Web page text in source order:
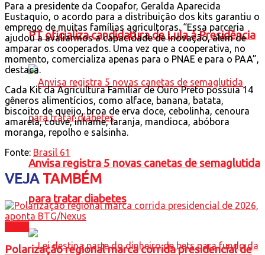
PT oficializa candidatura de Lula à Presidência
Anvisa registra 5 novas canetas de semaglutida
para tratar diabetes
Para a presidente da Coopafor, Geralda Aparecida
Eustaquio, o acordo para a distribuição dos kits garantiu o
emprego de muitas famílias agricultoras. “Essa parceria
ajudou a avaliarmos a capacidade de inovação, além de
amparar os cooperados. Uma vez que a cooperativa, no
momento, comercializa apenas para o PNAE e para o PAA”,
destaca.
Cada Kit da Agricultura Familiar de Ouro Preto possuía 14
gêneros alimentícios, como alface, banana, batata,
biscoito de queijo, broa de erva doce, cebolinha, cenoura
amarela, couve, inhame, laranja, mandioca, abóbora
moranga, repolho e salsinha.
Fonte: Brasil 61
VEJATAMBÉM
Polarização regional marca corrida presidencial de